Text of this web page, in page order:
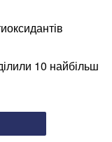
10 найбільш